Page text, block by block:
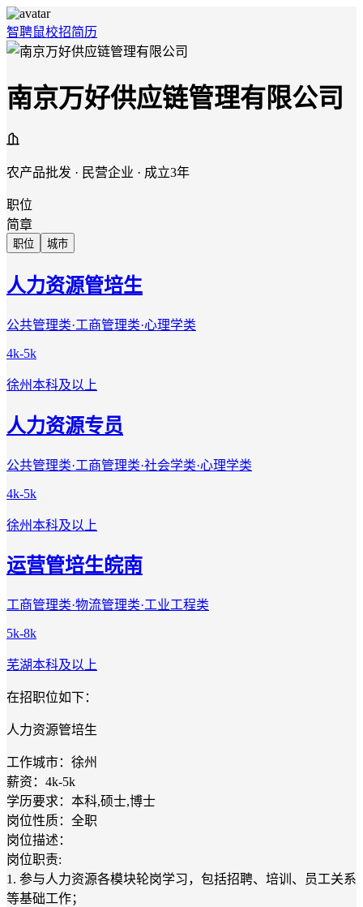
智聘鼠校招简历
南京万好供应链管理有限公司
农产品批发 · 民营企业 · 成立3年
职位
简章
职位 城市
人力资源管培生
公共管理类·工商管理类·心理学类
4k-5k
徐州本科及以上
人力资源专员
公共管理类·工商管理类·社会学类·心理学类
4k-5k
徐州本科及以上
运营管培生皖南
工商管理类·物流管理类·工业工程类
5k-8k
芜湖本科及以上
在招职位如下：
人力资源管培生
工作城市：徐州
薪资：4k-5k
学历要求：本科,硕士,博士
岗位性质：全职
岗位描述：
岗位职责:
1. 参与人力资源各模块轮岗学习，包括招聘、培训、员工关系
等基础工作；